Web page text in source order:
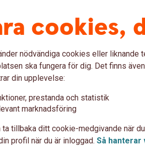
vår checklista vilka
Anmäl
ditt
med
cookies,
nödvändiga cookies eller liknande
ska fungera för dig. Det finns
din upplevelse:
prestanda och statistik
marknadsföring
ta tillbaka ditt cookie-medgivande när
profil när du är inloggad. Så hanterar